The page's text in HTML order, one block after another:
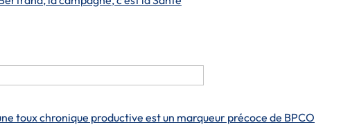
toux chronique productive est un marqueur précoce de BPCO